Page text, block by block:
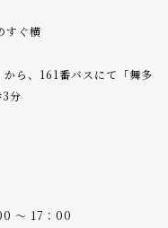
すぐ横
ら、161番バスにて「舞多
分
〜 17：00